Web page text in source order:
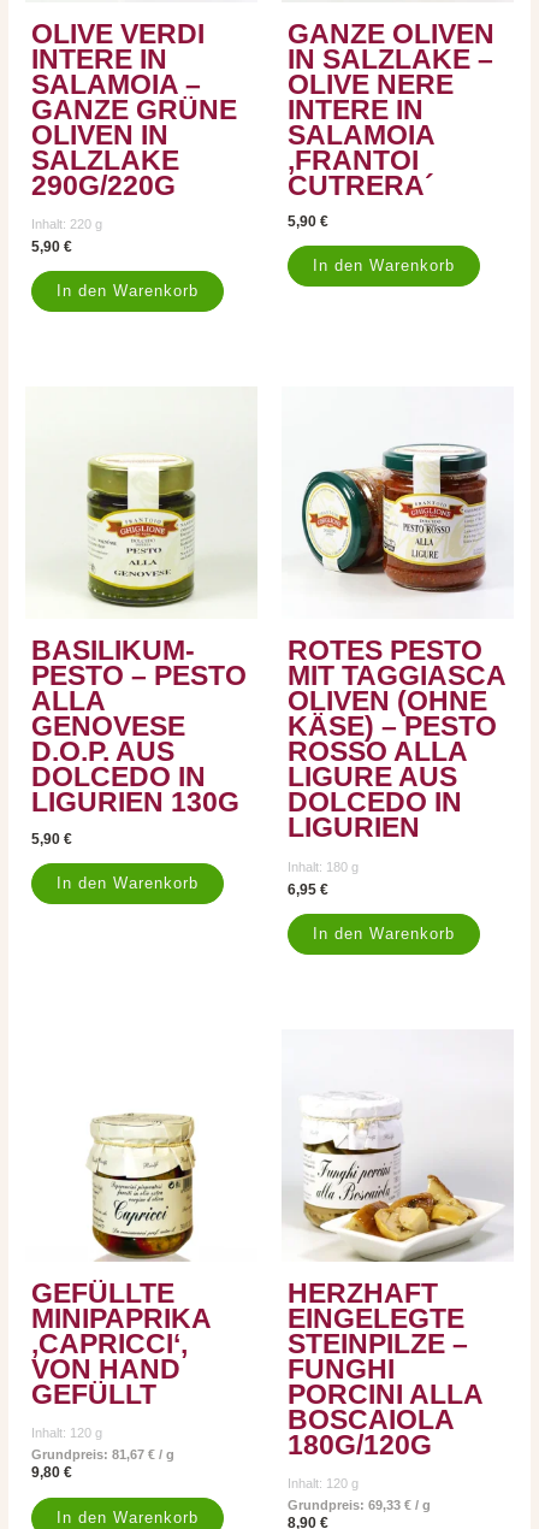
OLIVE VERDI
INTERE IN
SALAMOIA –
GANZE GRÜNE
OLIVEN IN
SALZLAKE
290G/220G
Inhalt: 220g
5,90€
In den Warenkorb
GANZE OLIVEN
IN SALZLAKE –
OLIVE NERE
INTERE IN
SALAMOIA
‚FRANTOI
CUTRERA´
5,90 €
In den Warenkorb
BASILIKUM-
PESTO – PESTO
ALLA
GENOVESE
D.O.P. AUS
DOLCEDO IN
LIGURIEN 130G
5,90€
In den Warenkorb
ROTES PESTO
MIT TAGGIASCA
OLIVEN (OHNE
KÄSE) – PESTO
ROSSO ALLA
LIGURE AUS
DOLCEDO IN
LIGURIEN
Inhalt: 180 g
6,95 €
In den Warenkorb
GEFÜLLTE
MINIPAPRIKA
‚CAPRICCI‘,
VON HAND
GEFÜLLT
Inhalt: 120g
Grundpreis:81,67€ /g
9,80€
In den Warenkorb
HERZHAFT
EINGELEGTE
STEINPILZE –
FUNGHI
PORCINI ALLA
BOSCAIOLA
180G/120G
Inhalt: 120 g
Grundpreis: 69,33 € / g
8,90 €